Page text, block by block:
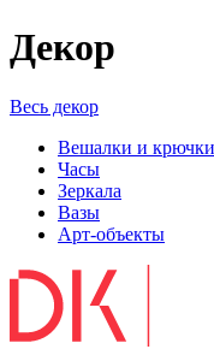
Декор
Весь декор
Вешалки и крючки
Часы
Зеркала
Вазы
Арт-объекты